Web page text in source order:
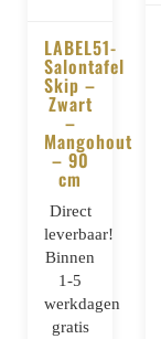
BESTELLEN
LABEL51-
Salontafel
Skip –
Zwart
–
Mangohout
– 90
cm
Direct
leverbaar!
Binnen
1-5
werkdagen
gratis